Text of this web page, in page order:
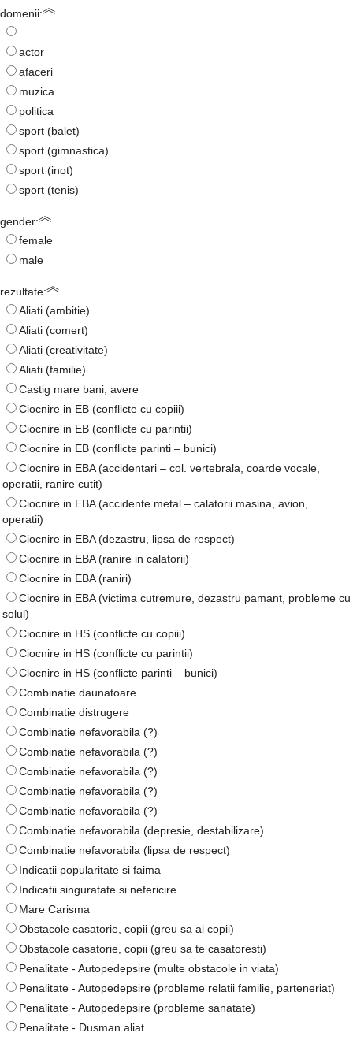
domenii:
actor
afaceri
muzica
politica
sport (balet)
sport (gimnastica)
sport (inot)
sport (tenis)
gender:
female
male
rezultate:
Aliati (ambitie)
Aliati (comert)
Aliati (creativitate)
Aliati (familie)
Castig mare bani, avere
Ciocnire in EB (conflicte cu copiii)
Ciocnire in EB (conflicte cu parintii)
Ciocnire in EB (conflicte parinti – bunici)
Ciocnire in EBA (accidentari – col. vertebrala, coarde vocale,
operatii, ranire cutit)
Ciocnire in EBA (accidente metal – calatorii masina, avion,
operatii)
Ciocnire in EBA (dezastru, lipsa de respect)
Ciocnire in EBA (ranire in calatorii)
Ciocnire in EBA (raniri)
Ciocnire in EBA (victima cutremure, dezastru pamant, probleme cu
solul)
Ciocnire in HS (conflicte cu copiii)
Ciocnire in HS (conflicte cu parintii)
Ciocnire in HS (conflicte parinti – bunici)
Combinatie daunatoare
Combinatie distrugere
Combinatie nefavorabila (?)
Combinatie nefavorabila (?)
Combinatie nefavorabila (?)
Combinatie nefavorabila (?)
Combinatie nefavorabila (?)
Combinatie nefavorabila (depresie, destabilizare)
Combinatie nefavorabila (lipsa de respect)
Indicatii popularitate si faima
Indicatii singuratate si nefericire
Mare Carisma
Obstacole casatorie, copii (greu sa ai copii)
Obstacole casatorie, copii (greu sa te casatoresti)
Penalitate - Autopedepsire (multe obstacole in viata)
Penalitate - Autopedepsire (probleme relatii familie, parteneriat)
Penalitate - Autopedepsire (probleme sanatate)
Penalitate - Dusman aliat